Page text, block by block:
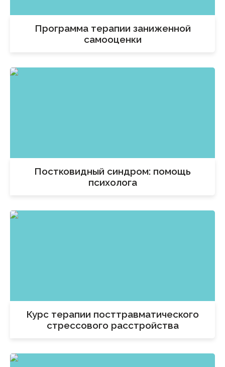
Программа терапии заниженной
самооценки
Постковидный синдром: помощь
психолога
Курс терапии посттравматического
стрессового расстройства